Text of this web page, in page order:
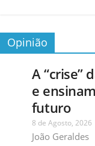
Opinião
A “crise”
e
futuro
8 de Agosto, 2026
João Geraldes